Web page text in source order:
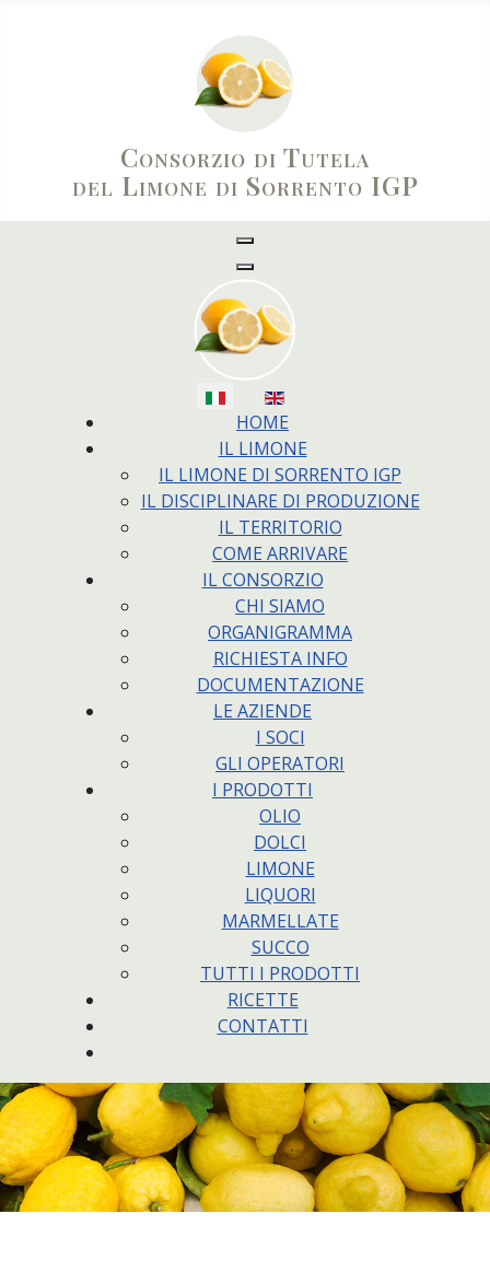
Consorzio di Tutela
del Limone di Sorrento IGP
Seleziona la tua lingua
HOME
IL LIMONE
IL LIMONE DI SORRENTO IGP
IL DISCIPLINARE DI PRODUZIONE
IL TERRITORIO
COME ARRIVARE
IL CONSORZIO
CHI SIAMO
ORGANIGRAMMA
RICHIESTA INFO
DOCUMENTAZIONE
LE AZIENDE
I SOCI
GLI OPERATORI
I PRODOTTI
OLIO
DOLCI
LIMONE
LIQUORI
MARMELLATE
SUCCO
TUTTI I PRODOTTI
RICETTE
CONTATTI